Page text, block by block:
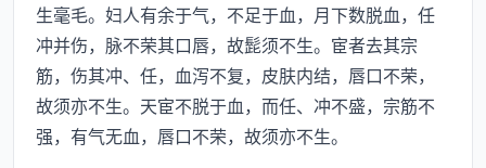
生毫毛。妇人有余于气，不足于血，月下数脱血，任
冲并伤，脉不荣其口唇，故髭须不生。宦者去其宗
筋，伤其冲、任，血泻不复，皮肤内结，唇口不荣，
故须亦不生。天宦不脱于血，而任、冲不盛，宗筋不
强，有气无血，唇口不荣，故须亦不生。